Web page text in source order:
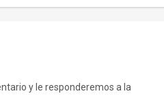
y le responderemos a la